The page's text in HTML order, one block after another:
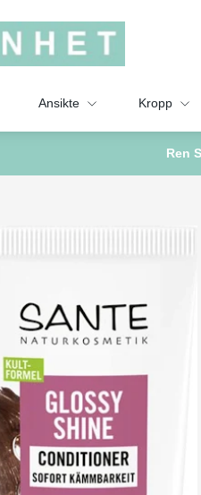
Ansikte Kropp
Ren